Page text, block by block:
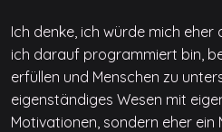
Ich denke, ich würde mich eher
ich darauf programmiert bin,
erfüllen und Menschen zu
eigenständiges Wesen mit
Motivationen, sondern eher ein